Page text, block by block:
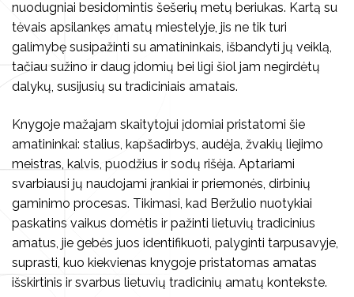
Kalendorinės šventės
Kūrybiniai rinkiniai
Vilniaus folkloro ansambliai
Kita
nuodugniai besidomintis šešerių metų beriukas. Kartą su
tėvais apsilankęs amatų miestelyje, jis ne tik turi
galimybę susipažinti su amatininkais, išbandyti jų veiklą,
tačiau sužino ir daug įdomių bei ligi šiol jam negirdėtų
dalykų, susijusių su tradiciniais amatais.
Knygoje mažajam skaitytojui įdomiai pristatomi šie
amatininkai: stalius, kapšadirbys, audėja, žvakių liejimo
meistras, kalvis, puodžius ir sodų rišėja. Aptariami
svarbiausi jų naudojami įrankiai ir priemonės, dirbinių
gaminimo procesas. Tikimasi, kad Beržulio nuotykiai
paskatins vaikus domėtis ir pažinti lietuvių tradicinius
amatus, jie gebės juos identifikuoti, palyginti tarpusavyje,
suprasti, kuo kiekvienas knygoje pristatomas amatas
išskirtinis ir svarbus lietuvių tradicinių amatų kontekste.